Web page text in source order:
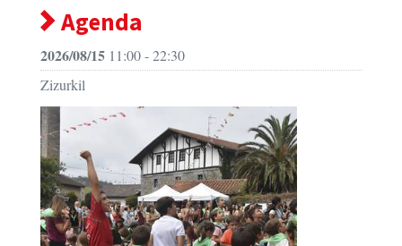
Agenda
2026/08/15 11:00 - 22:30
Zizurkil